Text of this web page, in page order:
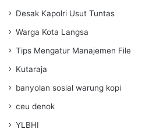
Desak Kapolri Usut Tuntas
Warga Kota Langsa
Tips Mengatur Manajemen File
Kutaraja
banyolan sosial warung kopi
ceu denok
YLBHI